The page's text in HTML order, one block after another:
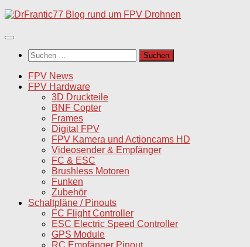
Unter
Inhalt
Suchen
nach:
FPV News
FPV Hardware
3D Druckteile
BNF Copter
Frames
Digital FPV
FPV Kamera und Actioncams HD
Videosender & Empfänger
FC & ESC
Brushless Motoren
Funken
Zubehör
Schaltpläne / Pinouts
FC Flight Controller
ESC Electric Speed Controller
GPS Module
RC Empfänger Pinout